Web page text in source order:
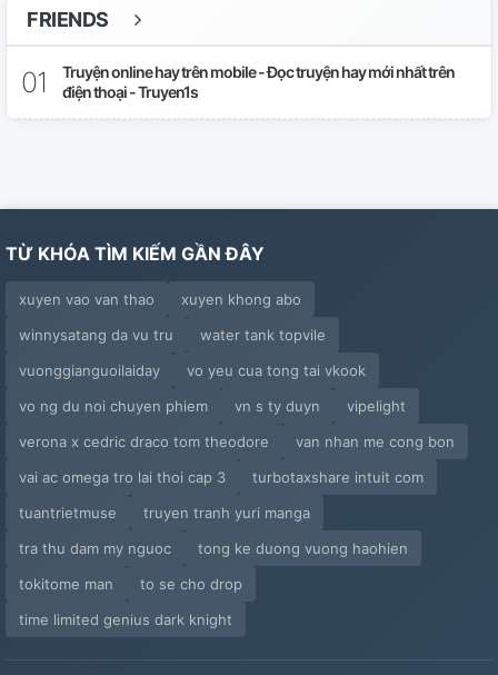
FRIENDS
Truyện online hay trên mobile - Đọc truyện hay mới nhất trên
điện thoại - Truyen1s
TỪ KHÓA TÌM KIẾM GẦN ĐÂY
xuyen vao van thao
xuyen khong abo
winnysatang da vu tru
water tank topvile
vuonggianguoilaiday
vo yeu cua tong tai vkook
vo ng du noi chuyen phiem
vn s ty duyn
vipelight
verona x cedric draco tom theodore
van nhan me cong bon
vai ac omega tro lai thoi cap 3
turbotaxshare intuit com
tuantrietmuse
truyen tranh yuri manga
tra thu dam my nguoc
tong ke duong vuong haohien
tokitome man
to se cho drop
time limited genius dark knight